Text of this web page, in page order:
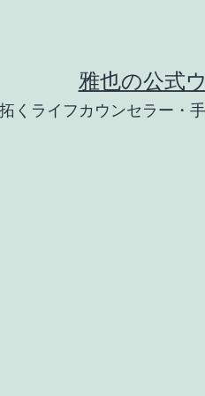
雅也の公式
くライフカウンセラー・